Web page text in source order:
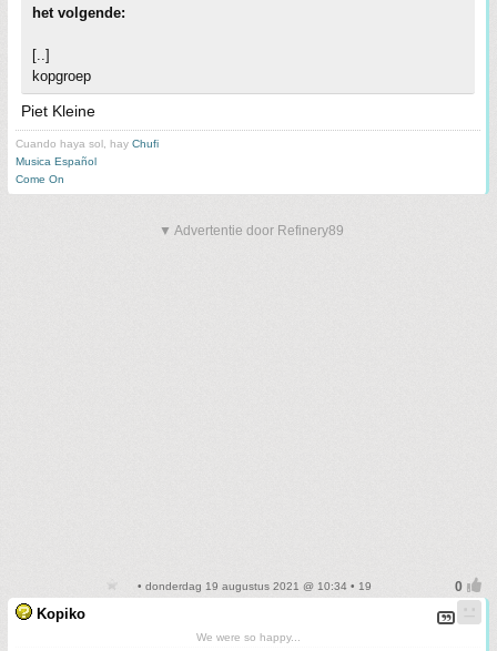
het volgende:
[..]
kopgroep
Piet Kleine
Cuando haya sol, hay Chufi
Musica Español
Come On
▼ Advertentie door Refinery89
• donderdag 19 augustus 2021 @ 10:34 • 19
Kopiko
We were so happy...